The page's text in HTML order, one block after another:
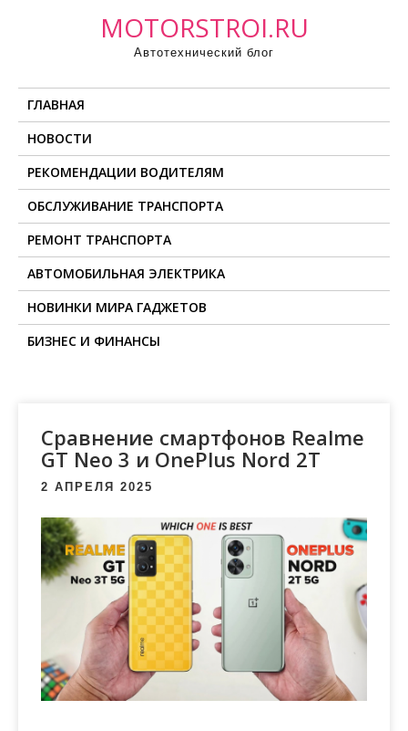
MOTORSTROI.RU
Автотехнический блог
ГЛАВНАЯ
НОВОСТИ
РЕКОМЕНДАЦИИ ВОДИТЕЛЯМ
ОБСЛУЖИВАНИЕ ТРАНСПОРТА
РЕМОНТ ТРАНСПОРТА
АВТОМОБИЛЬНАЯ ЭЛЕКТРИКА
НОВИНКИ МИРА ГАДЖЕТОВ
БИЗНЕС И ФИНАНСЫ
Сравнение смартфонов Realme
GT Neo 3 и OnePlus Nord 2T
2 АПРЕЛЯ 2025